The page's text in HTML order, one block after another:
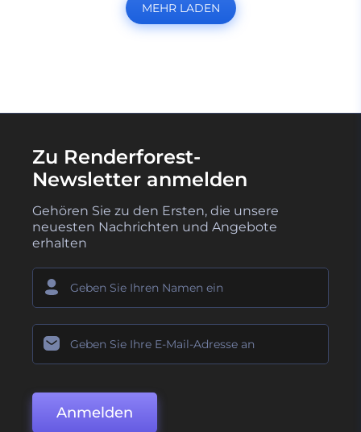
MEHR LADEN
Zu Renderforest-
Newsletter anmelden
Gehören Sie zu den Ersten, die unsere
neuesten Nachrichten und Angebote
erhalten
Anmelden